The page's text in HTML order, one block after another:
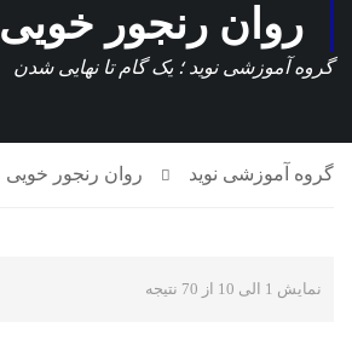
روان رنجور خویی
گروه آموزشی نوید ؛ یک گام تا نهایی شدن
گروه آموزشی نوید روان رنجور خویی
نمایش 1 الی 10 از 70 نتیجه